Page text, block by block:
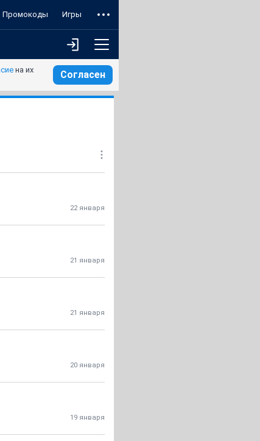
Промокоды Игры
на их
Согласен
22 января
21 января
21 января
20 января
19 января